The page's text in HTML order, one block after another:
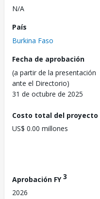
N/A
País
Burkina Faso
Fecha de aprobación
(a partir de la presentación
ante el Directorio)
31 de octubre de 2025
Costo total del proyecto
US$ 0.00 millones
Aprobación FY3
2026